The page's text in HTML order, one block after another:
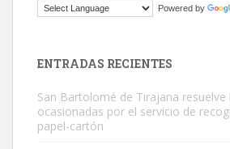
Este gato macho ha aparecido en la calle
Powered by
ENTRADAS RECIENTES
San Bartolomé de Tirajana resuelve
ocasionadas por el servicio de
papel-cartón